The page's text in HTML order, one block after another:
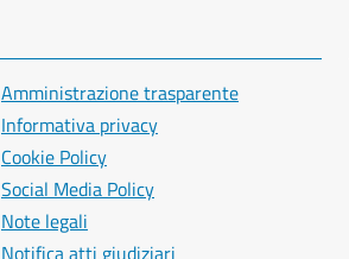
Amministrazione trasparente
Informativa privacy
Cookie Policy
Social Media Policy
Note legali